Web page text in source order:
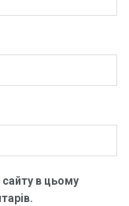
в цьому